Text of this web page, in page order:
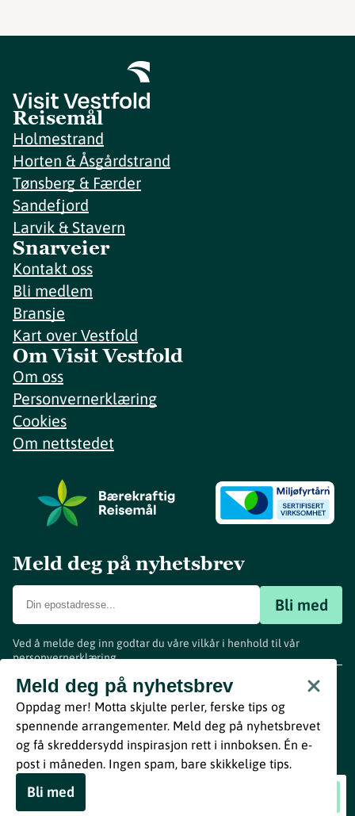
Familiekino: Zootropolis 2
Reisemål
Holmestrand
Horten & Åsgårdstrand
Tønsberg & Færder
Sandefjord
Larvik & Stavern
Snarveier
Kontakt oss
Bli medlem
Bransje
Kart over Vestfold
Om Visit Vestfold
Om oss
Personvernerklæring
Cookies
Om nettstedet
Meld deg på nyhetsbrev
Bli med
Ved å melde deg inn godtar du våre vilkår i henhold til vår
personvernerklæring.
Meld deg på nyhetsbrev
Oppdag mer! Motta skjulte perler, ferske tips og
spennende arrangementer. Meld deg på nyhetsbrevet
og få skreddersydd inspirasjon rett i innboksen. Én e-
post i måneden. Ingen spam, bare skikkelige tips.
Bli med
www.visitvestfold.com
Turistinformasjon
Vestfold Fylkeskommune
ByBreakfast